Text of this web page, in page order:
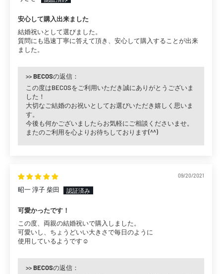
安心して購入出来ました
結婚祝いとして選びました。
質問にも迅速丁寧に答えて頂き、安心して購入することが出来
ました。
>>BECOSの返信：
この度はBECOSをご利用いただき誠にありがとうございま
した！
大切なご結婚のお祝いとしてお選びいただき嬉しく思いま
す。
今後も何かございましたらお気軽にご相談くださいませ。
またのご利用を心よりお待ちしております(^^)
09/20/2021
昭一 淳子 柴田
可愛かったです！
この度、両親の結婚祝いで購入しました。
可愛いし、ちょうどいい大きさで毎日のように
使用しているようです☺️
>>BECOSの返信：